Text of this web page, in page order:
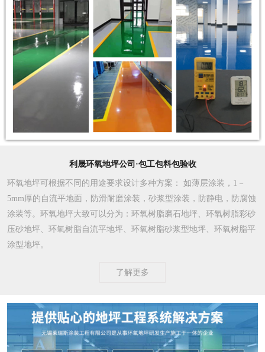
利晟环氧地坪公司·包工包料包验收
环氧地坪可根据不同的用途要求设计多种方案 ： 如薄层涂装，1－
5mm厚的自流平地面，防滑耐磨涂装，砂浆型涂装，防静电，防腐蚀
涂装等。环氧地坪大致可以分为：环氧树脂磨石地坪、环氧树脂彩砂
压砂地坪、环氧树脂自流平地坪、环氧树脂砂浆型地坪、环氧树脂平
涂型地坪。
了解更多